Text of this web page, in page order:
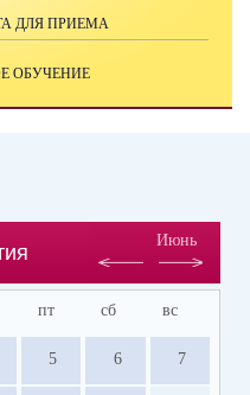
ДЛЯ ПРИЕМА
ОБУЧЕНИЕ
Июнь
пт сб вс
5 6 7